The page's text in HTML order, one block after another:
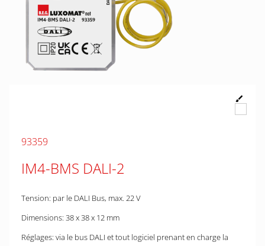
93359
IM4-BMS DALI-2
Tension: par le DALI Bus, max. 22 V
Dimensions: 38 x 38 x 12 mm
Réglages: via le bus DALI et tout logiciel prenant en charge la